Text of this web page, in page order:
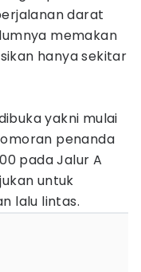
darat
memakan
hanya sekitar
yakni mulai
penanda
pada Jalur A
untuk
lalu lintas.